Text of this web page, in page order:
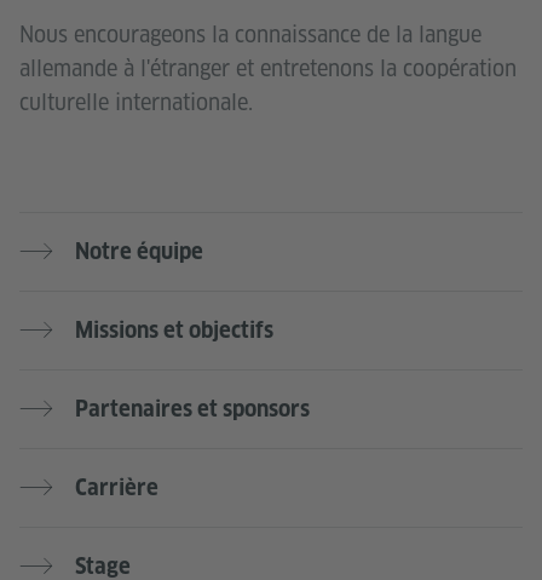
Nous encourageons la connaissance de la langue
allemande à l'étranger et entretenons la coopération
culturelle internationale.
Notre équipe
Missions et objectifs
Partenaires et sponsors
Carrière
Stage